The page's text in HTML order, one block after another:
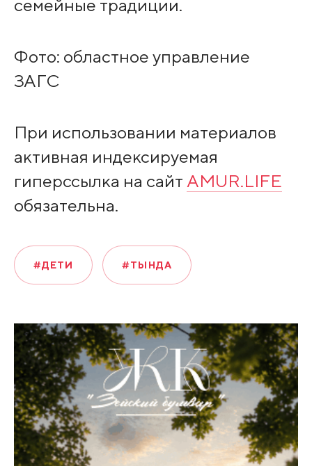
семейные традиции.
Фото: областное управление
ЗАГС
При использовании материалов
активная индексируемая
гиперссылка на сайт AMUR.LIFE
обязательна.
#ДЕТИ #ТЫНДА